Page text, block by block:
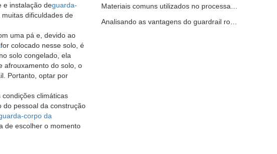
e instalação deguarda-
dificuldades de
uma pá e, devido ao
for colocado nesse solo, é
solo congelado, ela
afrouxamento do solo, o
Portanto, optar por
climáticas
do pessoal da construção
corpo da
de escolher o momento
Analisando as vantagens do guardrail rodoviário